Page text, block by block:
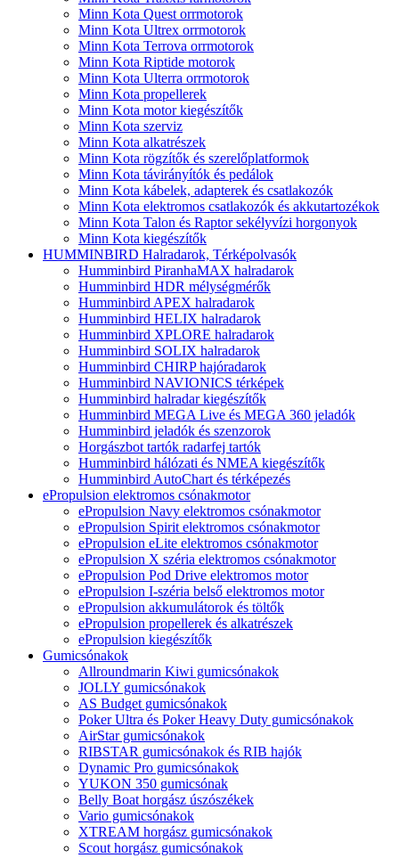
Minn Kota Quest orrmotorok
Minn Kota Ultrex orrmotorok
Minn Kota Terrova orrmotorok
Minn Kota Riptide motorok
Minn Kota Ulterra orrmotorok
Minn Kota propellerek
Minn Kota motor kiegészítők
Minn Kota szerviz
Minn Kota alkatrészek
Minn Kota rögzítők és szerelőplatformok
Minn Kota távirányítók és pedálok
Minn Kota kábelek, adapterek és csatlakozók
Minn Kota elektromos csatlakozók és akkutartozékok
Minn Kota Talon és Raptor sekélyvízi horgonyok
Minn Kota kiegészítők
HUMMINBIRD Halradarok, Térképolvasók
Humminbird PiranhaMAX halradarok
Humminbird HDR mélységmérők
Humminbird APEX halradarok
Humminbird HELIX halradarok
Humminbird XPLORE halradarok
Humminbird SOLIX halradarok
Humminbird CHIRP hajóradarok
Humminbird NAVIONICS térképek
Humminbird halradar kiegészítők
Humminbird MEGA Live és MEGA 360 jeladók
Humminbird jeladók és szenzorok
Horgászbot tartók radarfej tartók
Humminbird hálózati és NMEA kiegészítők
Humminbird AutoChart és térképezés
ePropulsion elektromos csónakmotor
ePropulsion Navy elektromos csónakmotor
ePropulsion Spirit elektromos csónakmotor
ePropulsion eLite elektromos csónakmotor
ePropulsion X széria elektromos csónakmotor
ePropulsion Pod Drive elektromos motor
ePropulsion I-széria belső elektromos motor
ePropulsion akkumulátorok és töltők
ePropulsion propellerek és alkatrészek
ePropulsion kiegészítők
Gumicsónakok
Allroundmarin Kiwi gumicsónakok
JOLLY gumicsónakok
AS Budget gumicsónakok
Poker Ultra és Poker Heavy Duty gumicsónakok
AirStar gumicsónakok
RIBSTAR gumicsónakok és RIB hajók
Dynamic Pro gumicsónakok
YUKON 350 gumicsónak
Belly Boat horgász úszószékek
Vario gumicsónakok
XTREAM horgász gumicsónakok
Scout horgász gumicsónakok